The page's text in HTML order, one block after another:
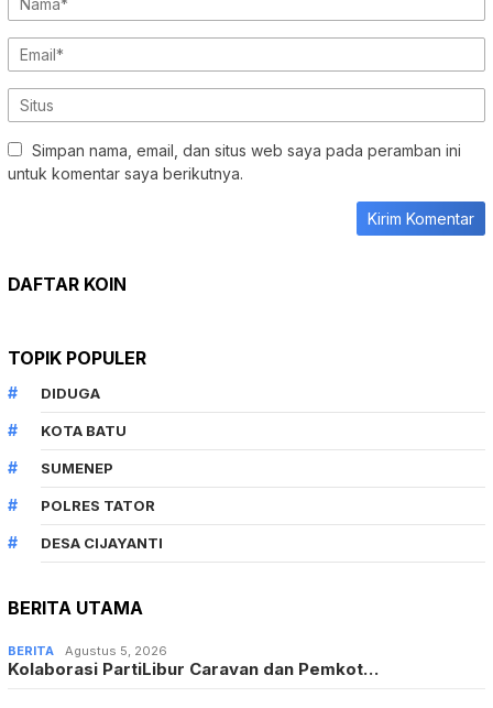
Simpan nama, email, dan situs web saya pada peramban ini
untuk komentar saya berikutnya.
DAFTAR KOIN
TOPIK POPULER
DIDUGA
KOTA BATU
SUMENEP
POLRES TATOR
DESA CIJAYANTI
BERITA UTAMA
BERITA Agustus 5, 2026
Kolaborasi PartiLibur Caravan dan Pemkot…